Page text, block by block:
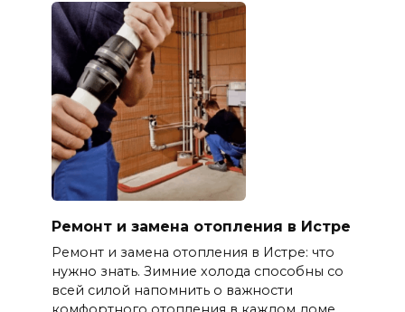
Ремонт и замена отопления в Истре
Ремонт и замена отопления в Истре: что
нужно знать. Зимние холода способны со
всей силой напомнить о важности